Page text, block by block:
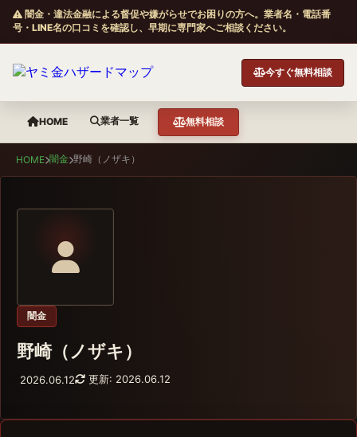
闇金・違法金融による督促や嫌がらせでお困りの方へ。業者名・電話番
号・LINE名の口コミを確認し、早期に専門家へご相談ください。
今すぐ無料相談
HOME 業者一覧 無料相談
HOME 闇金 野崎（ノザキ）
闇金
野崎（ノザキ）
2026.06.12 更新: 2026.06.12